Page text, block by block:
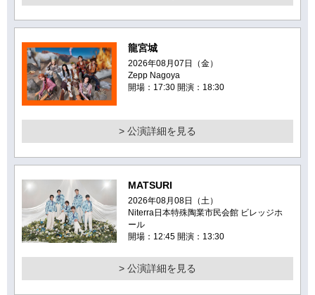
龍宮城
2026年08月07日（金）
Zepp Nagoya
開場：17:30 開演：18:30
> 公演詳細を見る
MATSURI
2026年08月08日（土）
Niterra日本特殊陶業市民会館 ビレッジホ
ール
開場：12:45 開演：13:30
> 公演詳細を見る